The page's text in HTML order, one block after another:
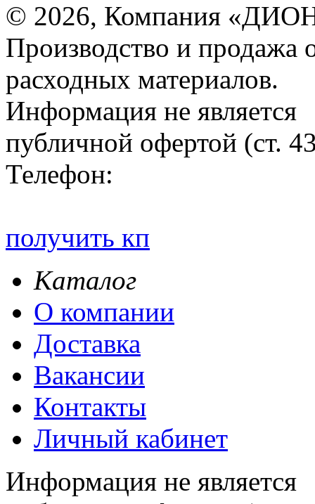
© 2026, Компания
Производство и продажа
расходных материалов.
Информация не является
публичной офертой (ст.
Телефон:
получить кп
Каталог
О компании
Доставка
Вакансии
Контакты
Личный кабинет
Информация не является